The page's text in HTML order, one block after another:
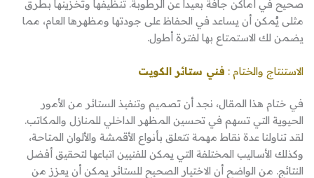
صحيح في أماكن جافة بعيداً عن الرطوبة. تنظيفها وتخزينها بطرق
مثلى يُمكن أن يساعد في الحفاظ على جودتها ومظهرها العام، مما
يضمن لك الاستمتاع بها لفترة أطول.
الاستنتاج والختام :فني ستائر الكويت
في ختام هذا المقال، نجد أن تصميم وتنفيذ الستائر من الأمور
الحيوية التي تسهم في تحسين المظهر الداخلي للمنازل والمكاتب.
لقد تناولنا عدة نقاط مهمة تتعلق بأنواع الأقمشة والألوان المتاحة،
وكذلك الأساليب المختلفة التي يمكن للفنيين اتباعها لتحقيق أفضل
النتائج. من الواضح أن الاختيار الصحيح للستائر يمكن أن يعزز من